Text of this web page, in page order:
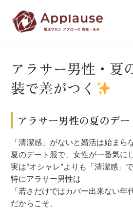
アラサー男性・夏
装で差がつく
アラサー男性の夏のデー
「清潔感」がないと婚活は始まら
夏のデート服で、女性が一番気に
実は“オシャレ”よりも「清潔感」
特にアラサー男性は
「若さだけではカバー出来ない年
だからこそ、